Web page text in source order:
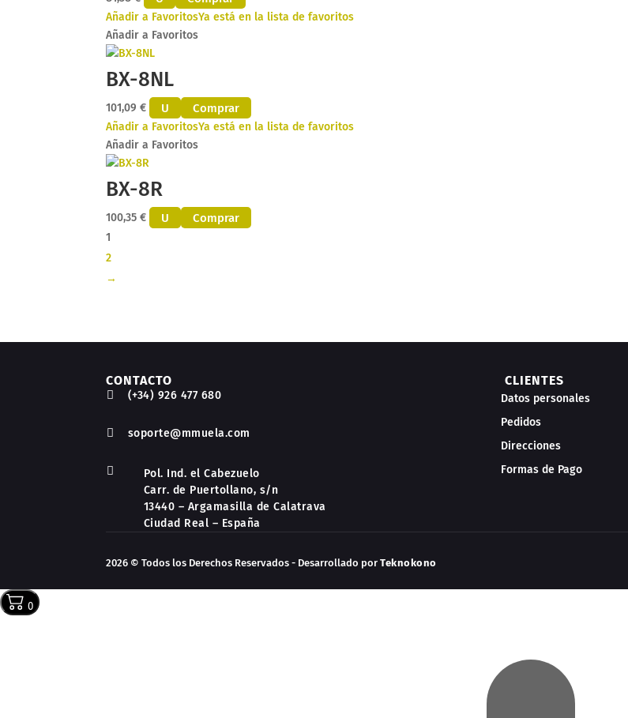
Añadir a FavoritosYa está en la lista de favoritos
Añadir a Favoritos
BX-8NL
101,09€ U Comprar
Añadir a FavoritosYa está en la lista de favoritos
Añadir a Favoritos
BX-8R
100,35€ U Comprar
1
2
→
CONTACTO
 (+34) 926 477 680
 soporte@mmuela.com

Pol. Ind. el Cabezuelo
Carr. de Puertollano, s/n
13440 – Argamasilla de Calatrava
Ciudad Real – España
CLIENTES
Datos personales
Pedidos
Direcciones
Formas de Pago
2026 © Todos los Derechos Reservados - Desarrollado porTeknokono
0